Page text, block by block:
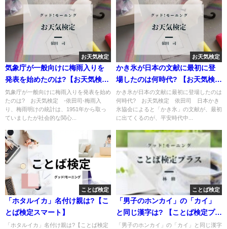
お天気検定
気象庁が一般向けに梅雨入りを
発表を始めたのは?【お天気検
定】
気象庁が一般向けに梅雨入りを発表を始め
たのは? お天気検定 -依田司-梅雨入
り、梅雨明けの統計は、1951年から取っ
ていましたが社会的な関心...
お天気検定
かき氷が日本の文献に最初に登
場したのは何時代? 【お天気検
定】
かき氷が日本の文献に最初に登場したのは
何時代? お天気検定 依田司 日本かき
氷協会によると「かき氷」の文献が、最初
に出てくるのが、平安時代中...
ことば検定
「ホタルイカ」名付け親は?【こ
とば検定スマート】
「ホタルイカ」名付け親は?【ことば検定
ことば検定
「男子のホンカイ」の「カイ」
と同じ漢字は? 【ことば検定プラ
ス】
「男子のホンカイ」の「カイ」と同じ漢字